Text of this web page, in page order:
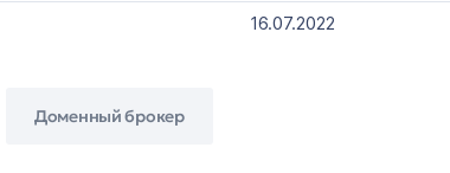
16.07.2022
Доменный брокер